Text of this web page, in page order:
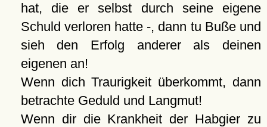
hat, die er selbst durch seine eigene
Schuld verloren hatte -, dann tu Buße und
sieh den Erfolg anderer als deinen
eigenen an!
Wenn dich Traurigkeit überkommt, dann
betrachte Geduld und Langmut!
Wenn dir die Krankheit der Habgier zu